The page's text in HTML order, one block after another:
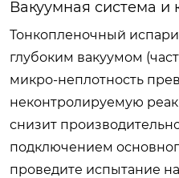
Вакуумная система и
Тонкопленочный
глубоким вакуумом
микро-неплотность
неконтролируемую
снизит
подключением
проведите испытание